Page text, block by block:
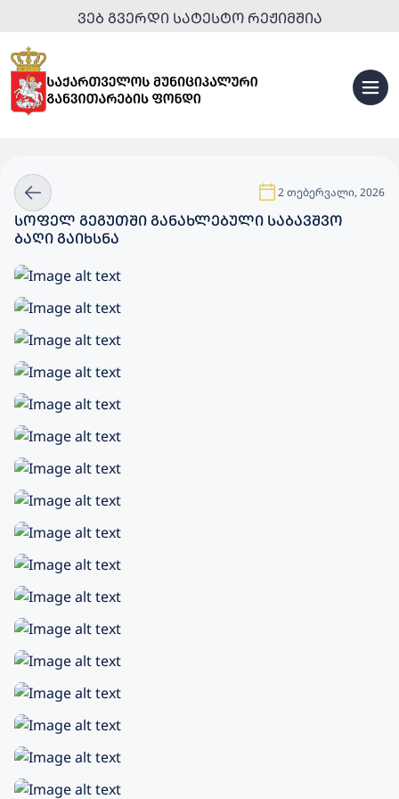
ᲕᲔᲑ ᲒᲕᲔᲠᲓᲘ ᲡᲐᲢᲔᲡᲢᲝ ᲠᲔᲟᲘᲛᲨᲘᲐ
2 თებერვალი, 2026
ᲡᲝᲤᲔᲚ ᲒᲔᲒᲣᲗᲨᲘ ᲒᲐᲜᲐᲮᲚᲔᲑᲣᲚᲘ ᲡᲐᲑᲐᲕᲨᲕᲝ
ᲑᲐᲦᲘ ᲒᲐᲘᲮᲡᲜᲐ